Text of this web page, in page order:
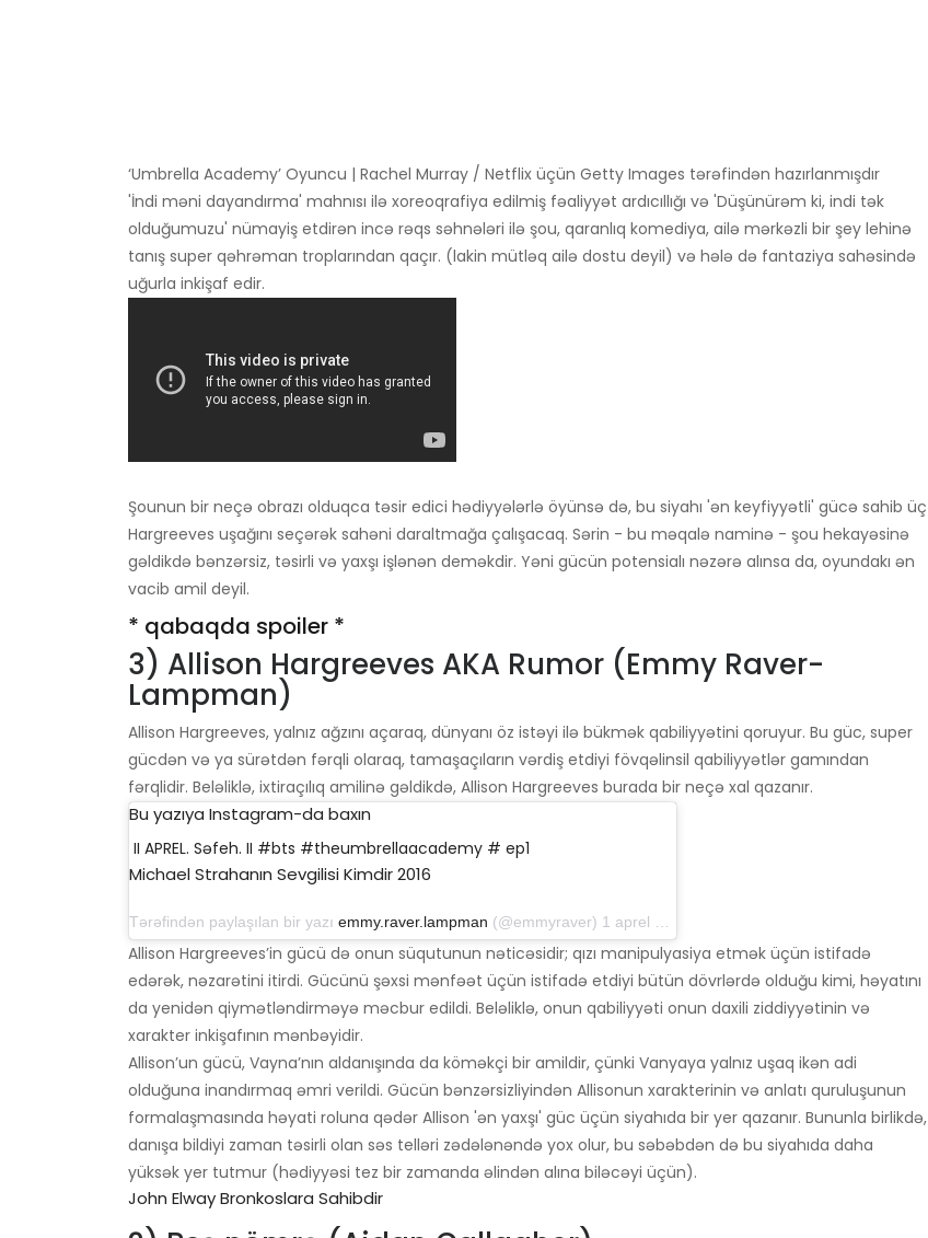
‘Umbrella Academy’ Oyuncu | Rachel Murray / Netflix üçün Getty Images tərəfindən hazırlanmışdır
'İndi məni dayandırma' mahnısı ilə xoreoqrafiya edilmiş fəaliyyət ardıcıllığı və 'Düşünürəm ki, indi tək
olduğumuzu' nümayiş etdirən incə rəqs səhnələri ilə şou, qaranlıq komediya, ailə mərkəzli bir şey lehinə
tanış super qəhrəman troplarından qaçır. (lakin mütləq ailə dostu deyil) və hələ də fantaziya sahəsində
uğurla inkişaf edir.
Şounun bir neçə obrazı olduqca təsir edici hədiyyələrlə öyünsə də, bu siyahı 'ən keyfiyyətli' gücə sahib üç
Hargreeves uşağını seçərək sahəni daraltmağa çalışacaq. Sərin - bu məqalə naminə - şou hekayəsinə
gəldikdə bənzərsiz, təsirli və yaxşı işlənən deməkdir. Yəni gücün potensialı nəzərə alınsa da, oyundakı ən
vacib amil deyil.
* qabaqda spoiler *
3) Allison Hargreeves AKA Rumor (Emmy Raver-
Lampman)
Allison Hargreeves, yalnız ağzını açaraq, dünyanı öz istəyi ilə bükmək qabiliyyətini qoruyur. Bu güc, super
gücdən və ya sürətdən fərqli olaraq, tamaşaçıların vərdiş etdiyi fövqəlinsil qabiliyyətlər gamından
fərqlidir. Beləliklə, ixtiraçılıq amilinə gəldikdə, Allison Hargreeves burada bir neçə xal qazanır.
Bu yazıya Instagram-da baxın
II APREL. Səfeh. II #bts #theumbrellaacademy # ep1
Michael Strahanın Sevgilisi Kimdir 2016
Tərəfindən paylaşılan bir yazı emmy.raver.lampman (@emmyraver) 1 aprel 2019-cu il, saat 14: 24-də PDT
Allison Hargreeves’in gücü də onun süqutunun nəticəsidir; qızı manipulyasiya etmək üçün istifadə
edərək, nəzarətini itirdi. Gücünü şəxsi mənfəət üçün istifadə etdiyi bütün dövrlərdə olduğu kimi, həyatını
da yenidən qiymətləndirməyə məcbur edildi. Beləliklə, onun qabiliyyəti onun daxili ziddiyyətinin və
xarakter inkişafının mənbəyidir.
Allison’un gücü, Vayna’nın aldanışında da köməkçi bir amildir, çünki Vanyaya yalnız uşaq ikən adi
olduğuna inandırmaq əmri verildi. Gücün bənzərsizliyindən Allisonun xarakterinin və anlatı quruluşunun
formalaşmasında həyati roluna qədər Allison 'ən yaxşı' güc üçün siyahıda bir yer qazanır. Bununla birlikdə,
danışa bildiyi zaman təsirli olan səs telləri zədələnəndə yox olur, bu səbəbdən də bu siyahıda daha
yüksək yer tutmur (hədiyyəsi tez bir zamanda əlindən alına biləcəyi üçün).
John Elway Bronkoslara Sahibdir